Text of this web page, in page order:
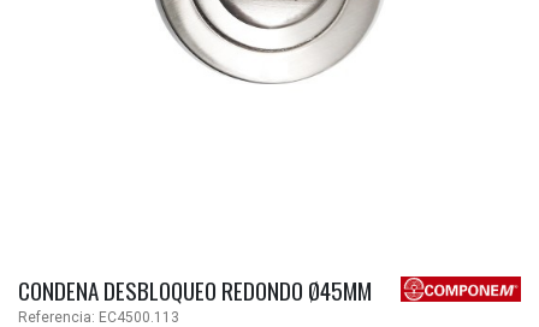
CONDENA DESBLOQUEO REDONDO Ø45MM
Referencia: EC4500.113